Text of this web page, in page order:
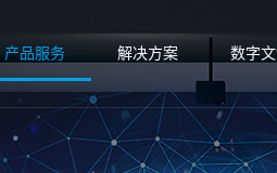
产品服务 解决方案 数字